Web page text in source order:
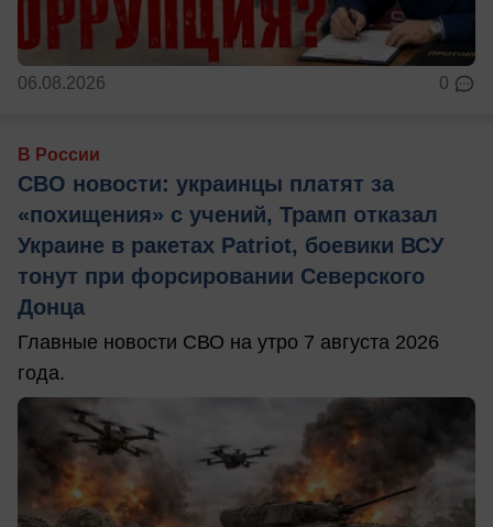
06.08.2026 0
В России
СВО новости: украинцы платят за
«похищения» с учений, Трамп отказал
Украине в ракетах Patriot, боевики ВСУ
тонут при форсировании Северского
Донца
Главные новости СВО на утро 7 августа 2026
года.